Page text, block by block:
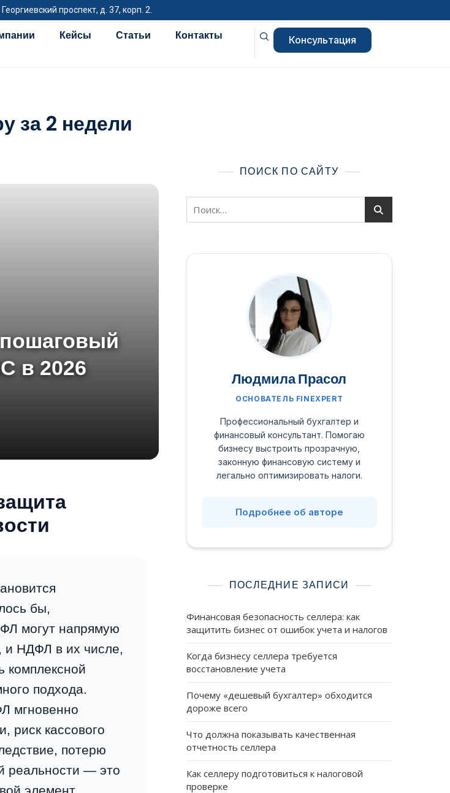
проспект, д. 37, корп. 2.
Кейсы Статьи Контакты Консультация
за 2 недели
в 2026
бы,
могут напрямую
и НДФЛ в их числе,
комплексной
подхода.
мгновенно
риск кассового
потерю
реальности — это
ПОИСК ПО САЙТУ
Людмила Прасол
ОСНОВАТЕЛЬ FINEXPERT
Профессиональный бухгалтер и
финансовый консультант. Помогаю
бизнесу выстроить прозрачную,
законную финансовую систему и
легально оптимизировать налоги.
Подробнее об авторе
ПОСЛЕДНИЕ ЗАПИСИ
Финансовая безопасность селлера: как
защитить бизнес от ошибок учета и налогов
Когда бизнесу селлера требуется
восстановление учета
Почему «дешевый бухгалтер» обходится
дороже всего
Что должна показывать качественная
отчетность селлера
Как селлеру подготовиться к налоговой
проверке